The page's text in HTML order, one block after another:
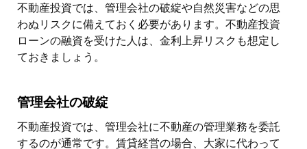
不動産投資では、管理会社の破綻や自然災害などの思
わぬリスクに備えておく必要があります。不動産投資
ローンの融資を受けた人は、金利上昇リスクも想定し
ておきましょう。
管理会社の破綻
不動産投資では、管理会社に不動産の管理業務を委託
するのが通常です。賃貸経営の場合、大家に代わって